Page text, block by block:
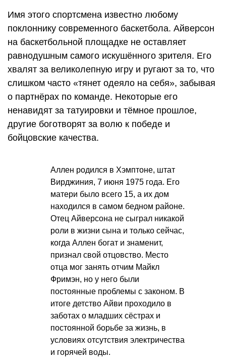
Имя этого спортсмена известно любому
поклоннику современного баскетбола. Айверсон
на баскетбольной площадке не оставляет
равнодушным самого искушённого зрителя. Его
хвалят за великолепную игру и ругают за то, что
слишком часто «тянет одеяло на себя», забывая
о партнёрах по команде. Некоторые его
ненавидят за татуировки и тёмное прошлое,
другие боготворят за волю к победе и
бойцовские качества.
Аллен родился в Хэмптоне, штат
Вирджиния, 7 июня 1975 года. Его
матери было всего 15, а их дом
находился в самом бедном районе.
Отец Айверсона не сыграл никакой
роли в жизни сына и только сейчас,
когда Аллен богат и знаменит,
признал свой отцовство. Место
отца мог занять отчим Майкл
Фримэн, но у него были
постоянные проблемы с законом. В
итоге детство Айви проходило в
заботах о младших сёстрах и
постоянной борьбе за жизнь, в
условиях отсутствия электричества
и горячей воды.